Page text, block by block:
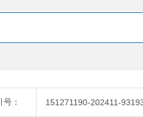
号： 151271190-202411-